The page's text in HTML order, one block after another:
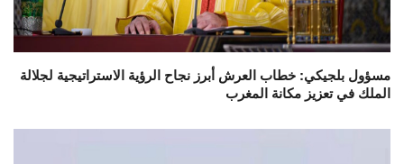
مسؤول بلجيكي: خطاب العرش أبرز نجاح الرؤية الاستراتيجية لجلالة
الملك في تعزيز مكانة المغرب